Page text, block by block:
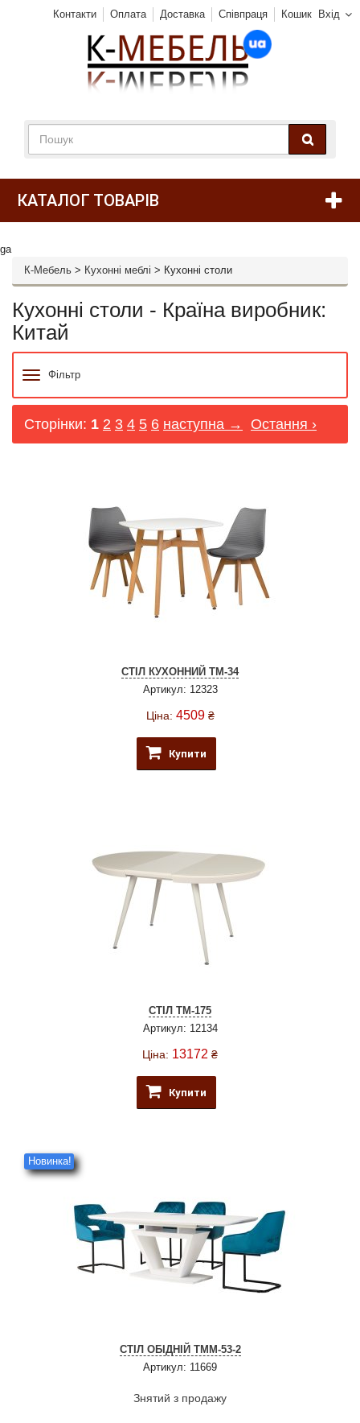
Вхід
Контакти Оплата Доставка Співпраця Кошик
КАТАЛОГ ТОВАРІВ
ga
К-Мебель > Кухонні меблі > Кухонні столи
Кухонні столи - Країна виробник:
Китай
Фільтр
Сторінки: 1 2 3 4 5 6 наступна → Остання ›
СТІЛ КУХОННИЙ TM-34
Артикул: 12323
Ціна: 4509 ₴
Купити
СТІЛ TM-175
Артикул: 12134
Ціна: 13172 ₴
Купити
Новинка!
СТІЛ ОБІДНІЙ TMM-53-2
Артикул: 11669
Знятий з продажу